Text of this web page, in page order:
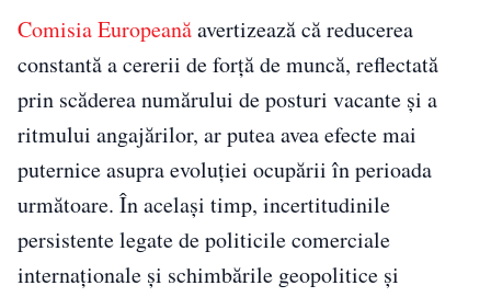
Comisia Europeanăavertizează că reducerea
constantă a cererii de forţă de muncă, reflectată
prin scăderea numărului de posturi vacante şi a
ritmului angajărilor, ar putea avea efecte mai
puternice asupra evoluţiei ocupării în perioada
următoare. În acelaşi timp, incertitudinile
persistente legate de politicile comerciale
internaţionale şi schimbările geopolitice şi